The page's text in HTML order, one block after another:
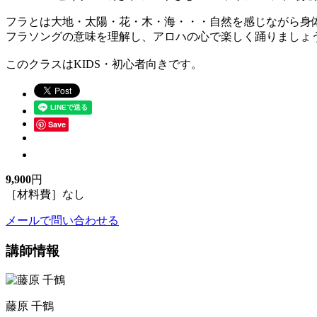
フラとは大地・太陽・花・木・海・・・自然を感じながら身
フラソングの意味を理解し、アロハの心で楽しく踊りましょ
このクラスはKIDS・初心者向きです。
Save
9,900円
［材料費］なし
メールで問い合わせる
講師情報
藤原 千鶴